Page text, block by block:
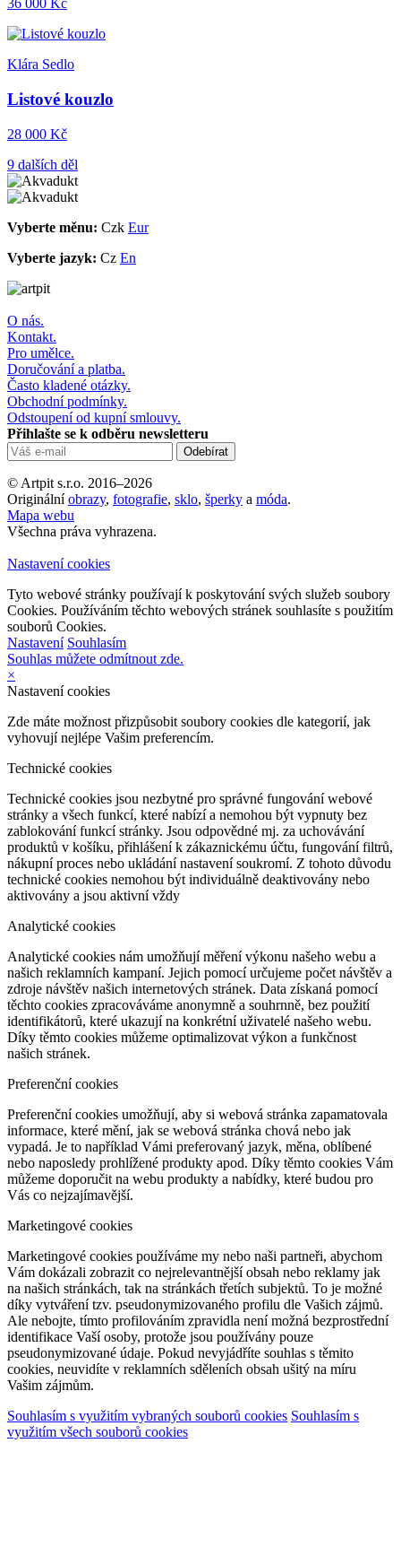
36 000 Kč
Klára Sedlo
Listové kouzlo
28 000 Kč
9 dalších děl
Vyberte měnu: Czk Eur
Vyberte jazyk: Cz En
O nás.
Kontakt.
Pro umělce.
Doručování a platba.
Často kladené otázky.
Obchodní podmínky.
Odstoupení od kupní smlouvy.
Přihlašte se k odběru newsletteru
© Artpit s.r.o. 2016–2026
Originálníobrazy, fotografie, sklo, šperky a móda.
Mapa webu
Všechna práva vyhrazena.
Nastavení cookies
Tyto webové stránky používají k poskytování svých služeb soubory
Cookies. Používáním těchto webových stránek souhlasíte s použitím
souborů Cookies.
Nastavení Souhlasím
Souhlas můžete odmítnout zde.
×
Nastavení cookies
Zde máte možnost přizpůsobit soubory cookies dle kategorií, jak
vyhovují nejlépe Vašim preferencím.
Technické cookies
Technické cookies jsou nezbytné pro správné fungování webové
stránky a všech funkcí, které nabízí a nemohou být vypnuty bez
zablokování funkcí stránky. Jsou odpovědné mj. za uchovávání
produktů v košíku, přihlášení k zákaznickému účtu, fungování filtrů,
nákupní proces nebo ukládání nastavení soukromí. Z tohoto důvodu
technické cookies nemohou být individuálně deaktivovány nebo
aktivovány a jsou aktivní vždy
Analytické cookies
Analytické cookies nám umožňují měření výkonu našeho webu a
našich reklamních kampaní. Jejich pomocí určujeme počet návštěv a
zdroje návštěv našich internetových stránek. Data získaná pomocí
těchto cookies zpracováváme anonymně a souhrnně, bez použití
identifikátorů, které ukazují na konkrétní uživatelé našeho webu.
Díky těmto cookies můžeme optimalizovat výkon a funkčnost
našich stránek.
Preferenční cookies
Preferenční cookies umožňují, aby si webová stránka zapamatovala
informace, které mění, jak se webová stránka chová nebo jak
vypadá. Je to například Vámi preferovaný jazyk, měna, oblíbené
nebo naposledy prohlížené produkty apod. Díky těmto cookies Vám
můžeme doporučit na webu produkty a nabídky, které budou pro
Vás co nejzajímavější.
Marketingové cookies
Marketingové cookies používáme my nebo naši partneři, abychom
Vám dokázali zobrazit co nejrelevantnější obsah nebo reklamy jak
na našich stránkách, tak na stránkách třetích subjektů. To je možné
díky vytváření tzv. pseudonymizovaného profilu dle Vašich zájmů.
Ale nebojte, tímto profilováním zpravidla není možná bezprostřední
identifikace Vaší osoby, protože jsou používány pouze
pseudonymizované údaje. Pokud nevyjádříte souhlas s těmito
cookies, neuvidíte v reklamních sděleních obsah ušitý na míru
Vašim zájmům.
Souhlasím s využitím vybraných souborů cookies Souhlasím s
využitím všech souborů cookies